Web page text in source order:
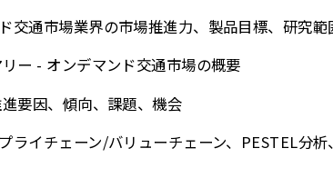
交通市場業界の市場推進力、製品目標、研究範
ー - オンデマンド交通市場の概要
要因、傾向、課題、機会
ライチェーン/バリューチェーン、PESTEL分